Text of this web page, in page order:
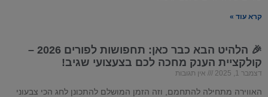
קרא עוד »
🎉 הלהיט הבא כבר כאן: תחפושות לפורים 2026 –
קולקציית הענק מחכה לכם בצעצועי שגיב!
דצמבר 1, 2025 אין תגובות
האווירה מתחילה להתחמם, וזה הזמן המושלם להתכונן לחג הכי צבעוני